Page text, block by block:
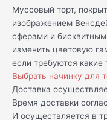
Муссовый торт,
изображением
сферами и
изменить цветовую
если требуются какие
Выбрать начинку для
Доставка
Время доставки
И осуществляется в